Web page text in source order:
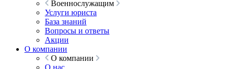
Военнослужащим
Услуги юриста
База знаний
Вопросы и ответы
Акции
О компании
О компании
О нас